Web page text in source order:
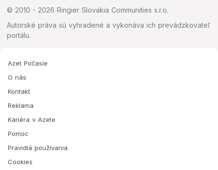
© 2010 - 2026 Ringier Slovakia Communities s.r.o.
Autorské práva sú vyhradené a vykonáva ich prevádzkovateľ
portálu.
Azet Počasie
O nás
Kontakt
Reklama
Kariéra v Azete
Pomoc
Pravidlá používania
Cookies